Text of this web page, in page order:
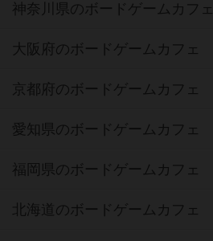
神奈川県のボードゲームカフェ
大阪府のボードゲームカフェ
京都府のボードゲームカフェ
愛知県のボードゲームカフェ
福岡県のボードゲームカフェ
北海道のボードゲームカフェ